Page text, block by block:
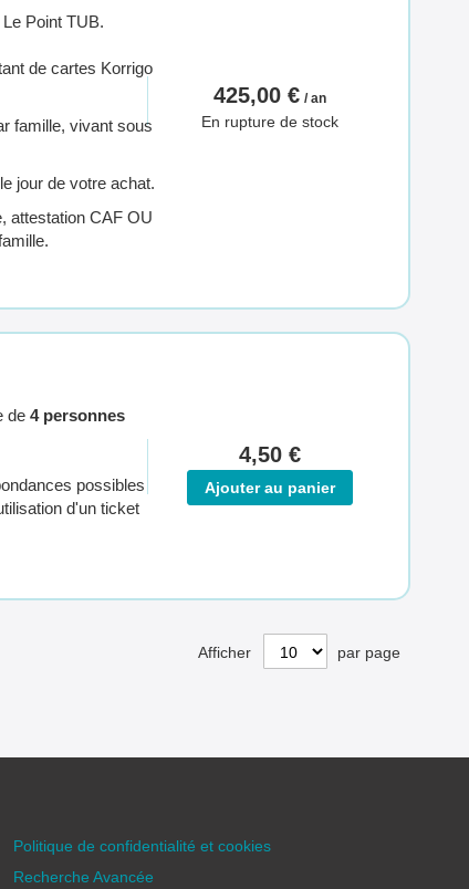
Point TUB.
de cartes Korrigo
famille, vivant sous
jour de votre achat.
attestation CAF OU
425,00 € / an
En rupture de stock
de4 personnes
possibles
d'un ticket
4,50 €
Ajouter au panier
Afficher par page
Politique de confidentialité et cookies
Recherche Avancée